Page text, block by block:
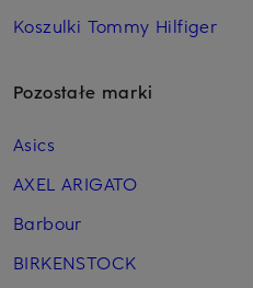
Koszulki Tommy Hilfiger
Pozostałe marki
Asics
AXEL ARIGATO
Barbour
BIRKENSTOCK